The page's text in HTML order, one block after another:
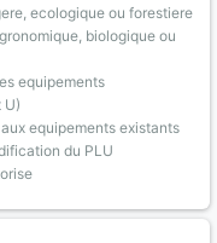
ecologique ou forestiere
biologique ou
equipements
U)
equipements existants
du PLU